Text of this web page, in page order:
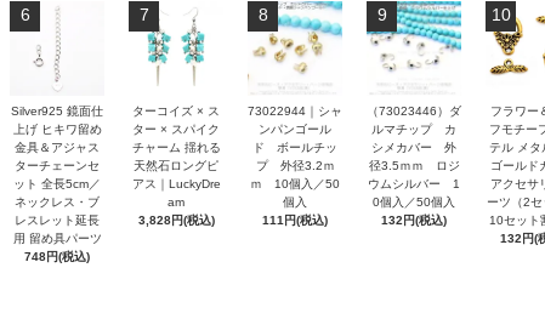
6
Silver925 鏡面仕
上げ ヒキワ留め
金具＆アジャス
ターチェーンセ
ット 全長5cm／
ネックレス・ブ
レスレット延長
用 留め具パーツ
748円(税込)
7
ターコイズ × ス
ター × スパイク
チャーム 揺れる
天然石ロングピ
アス｜LuckyDre
am
3,828円(税込)
8
73022944｜シャ
ンパンゴール
ド ボールチッ
プ 外径3.2ｍ
ｍ 10個入／50
個入
111円(税込)
9
（73023446）ダ
ルマチップ カ
シメカバー 外
径3.5ｍｍ ロジ
ウムシルバー 1
0個入／50個入
132円(税込)
10
フラワー
フモチー
テル メタ
ゴールド
アクセサ
ーツ（2セ
10セット
132円(